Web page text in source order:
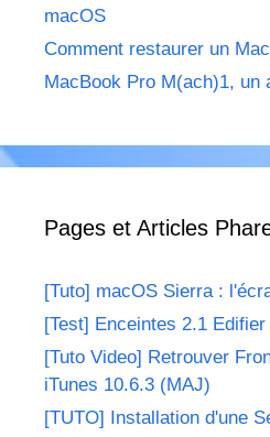
macOS
Comment restaurer un
MacBook Pro M(ach)1, un
Pages et Articles
[Tuto] macOS Sierra :
[Test] Enceintes 2.1
[Tuto Video] Retrouver
iTunes 10.6.3 (MAJ)
[TUTO] Installation d'une